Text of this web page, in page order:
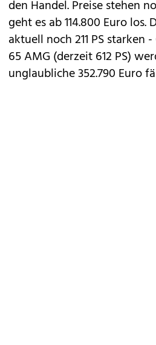
den Handel. Preise stehen
geht es ab 114.800 Euro
aktuell noch 211 PS starken
65 AMG (derzeit 612 PS)
unglaubliche 352.790 Euro